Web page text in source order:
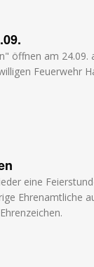
öffnen am 24.09.
Feuerwehr
eine
Ehrenamtliche